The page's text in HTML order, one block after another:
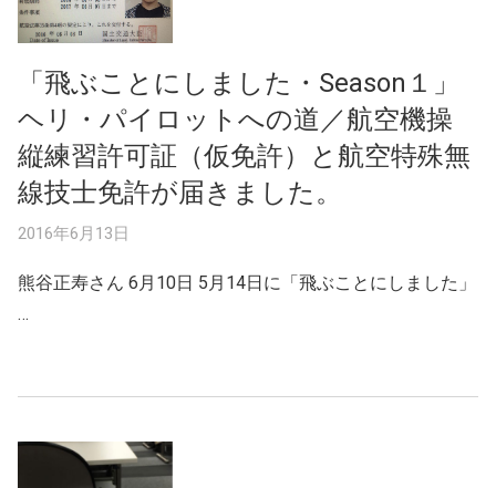
「飛ぶことにしました・Season１」
ヘリ・パイロットへの道／航空機操
縦練習許可証（仮免許）と航空特殊無
線技士免許が届きました。
2016年6月13日
熊谷正寿さん 6月10日 5月14日に「飛ぶことにしました」
…